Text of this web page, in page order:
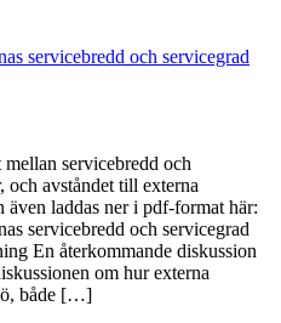
servicebredd och servicegrad
servicebredd och
och avståndet till externa
laddas ner i pdf-format här:
servicebredd och servicegrad
En återkommande diskussion
om hur externa
både […]